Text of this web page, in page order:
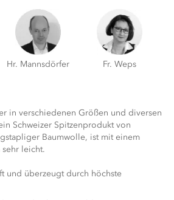
Hr. Mannsdörfer Fr. Weps
in verschiedenen Größen und diversen
Schweizer Spitzenprodukt von
Baumwolle, ist mit einem
leicht.
und überzeugt durch höchste